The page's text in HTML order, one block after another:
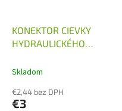
KONEKTOR CIEVKY
HYDRAULICKÉHO
Skladom
€2,44 bez DPH
€3